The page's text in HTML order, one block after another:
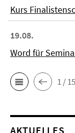
Kurs
19.08.
Word für
1 / 15
AKTUELLES